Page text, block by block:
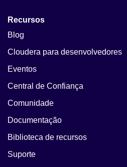
Recursos
Blog
Cloudera para desenvolvedores
Eventos
Central de Confiança
Comunidade
Documentação
Biblioteca de recursos
Suporte